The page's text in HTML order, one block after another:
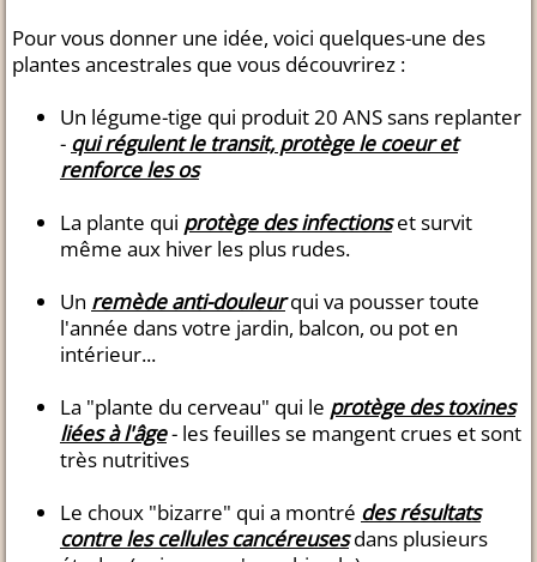
Pour vous donner une idée, voici quelques-une des
plantes ancestrales que vous découvrirez :
Un légume-tige qui produit 20 ANS sans replanter
- qui régulent le transit, protège le coeur et
renforce les os
La plante qui protège des infectionset survit
même aux hiver les plus rudes.
Un remède anti-douleurqui va pousser toute
l'année dans votre jardin, balcon, ou pot en
intérieur...
La "plante du cerveau" qui le protège des toxines
liées à l'âge- les feuilles se mangent crues et sont
très nutritives
Le choux "bizarre" qui a montré des résultats
contre les cellules cancéreusesdans plusieurs